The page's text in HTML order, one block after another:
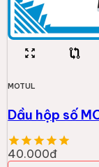
MOTUL
Dầu hộp số
40.000đ